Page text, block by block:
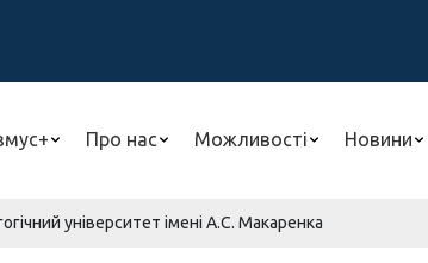
Про нас Можливості Новини
університет імені А.С. Макаренка